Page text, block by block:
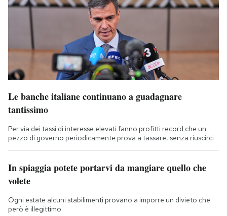
Le banche italiane continuano a guadagnare
tantissimo
Per via dei tassi di interesse elevati fanno profitti record che un
pezzo di governo periodicamente prova a tassare, senza riuscirci
In spiaggia potete portarvi da mangiare quello che
volete
Ogni estate alcuni stabilimenti provano a imporre un divieto che
però è illegittimo